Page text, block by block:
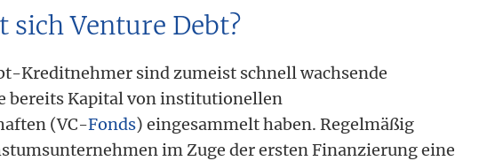
sich Venture Debt?
Kreditnehmer sind zumeist schnell wachsende
bereits Kapital von institutionellen
(VC-Fonds) eingesammelt haben. Regelmäßig
im Zuge der ersten Finanzierung eine